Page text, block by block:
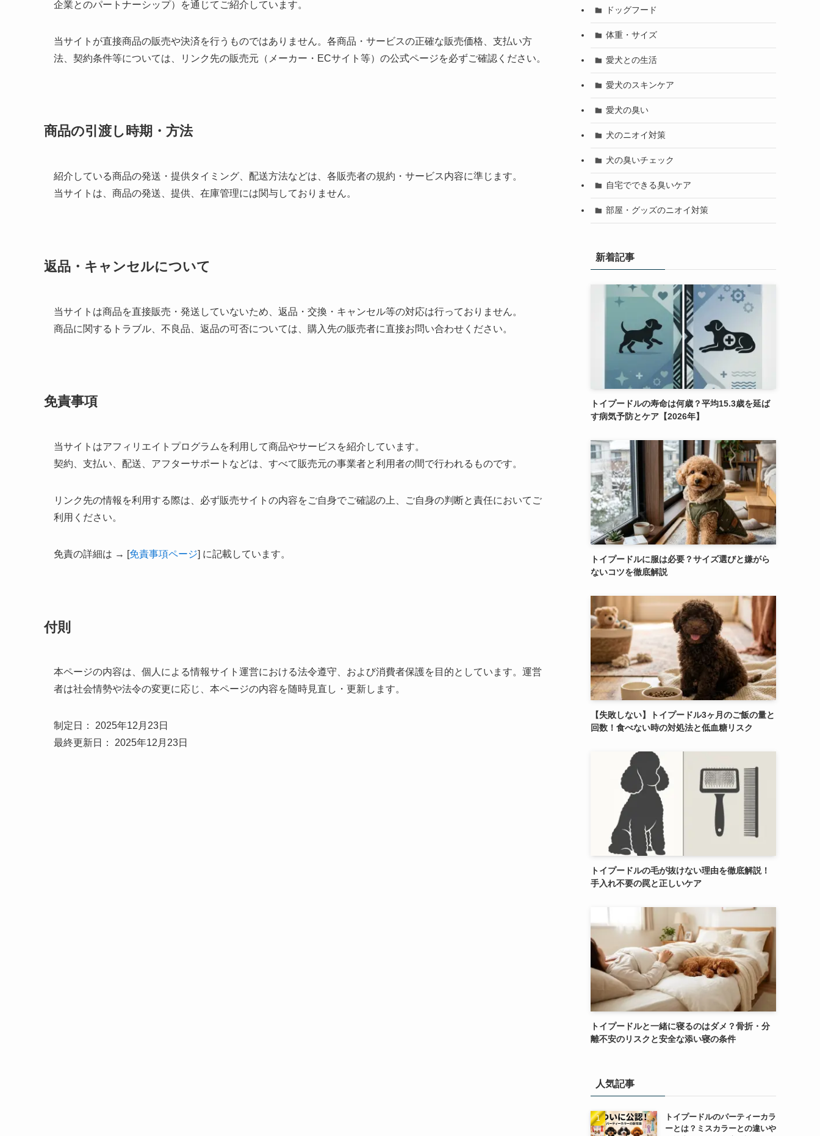
企業とのパートナーシップ）を通じてご紹介しています。
当サイトが直接商品の販売や決済を行うものではありません。各商品・サービスの正確な販売価格、支払い方
法、契約条件等については、リンク先の販売元（メーカー・ECサイト等）の公式ページを必ずご確認ください。
商品の引渡し時期・方法
紹介している商品の発送・提供タイミング、配送方法などは、各販売者の規約・サービス内容に準じます。
当サイトは、商品の発送、提供、在庫管理には関与しておりません。
返品・キャンセルについて
当サイトは商品を直接販売・発送していないため、返品・交換・キャンセル等の対応は行っておりません。
商品に関するトラブル、不良品、返品の可否については、購入先の販売者に直接お問い合わせください。
免責事項
当サイトはアフィリエイトプログラムを利用して商品やサービスを紹介しています。
契約、支払い、配送、アフターサポートなどは、すべて販売元の事業者と利用者の間で行われるものです。
リンク先の情報を利用する際は、必ず販売サイトの内容をご自身でご確認の上、ご自身の判断と責任においてご
利用ください。
免責の詳細は → [免責事項ページ] に記載しています。
付則
本ページの内容は、個人による情報サイト運営における法令遵守、および消費者保護を目的としています。運営
者は社会情勢や法令の変更に応じ、本ページの内容を随時見直し・更新します。
制定日： 2025年12月23日
最終更新日： 2025年12月23日
ドッグフード
体重・サイズ
愛犬との生活
愛犬のスキンケア
愛犬の臭い
犬のニオイ対策
犬の臭いチェック
自宅でできる臭いケア
部屋・グッズのニオイ対策
新着記事
トイプードルの寿命は何歳？平均15.3歳を延ば
す病気予防とケア【2026年】
トイプードルに服は必要？サイズ選びと嫌がら
ないコツを徹底解説
【失敗しない】トイプードル3ヶ月のご飯の量と
回数！食べない時の対処法と低血糖リスク
トイプードルの毛が抜けない理由を徹底解説！
手入れ不要の罠と正しいケア
トイプードルと一緒に寝るのはダメ？骨折・分
離不安のリスクと安全な添い寝の条件
人気記事
トイプードルのパーティーカラ
ーとは？ミスカラーとの違いや